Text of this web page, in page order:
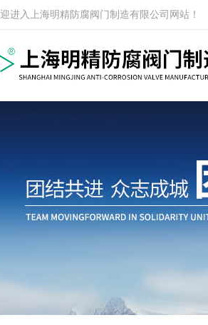
进入上海明精防腐阀门制造有限公司网站！